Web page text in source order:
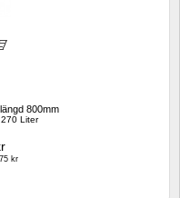
800mm
Liter
kr